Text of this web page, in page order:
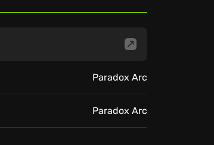
Paradox Arc
Paradox Arc